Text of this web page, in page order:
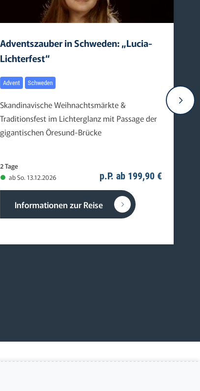
Adventszauber in Schweden: „Lucia-
Lichterfest“
Advent Schweden
Skandinavische Weihnachtsmärkte &
Traditionsfest im Lichterglanz mit Passage der
gigantischen Öresund-Brücke
2 Tage
ab So. 13.12.2026
p.P. ab 199,90 €
Informationen zur Reise